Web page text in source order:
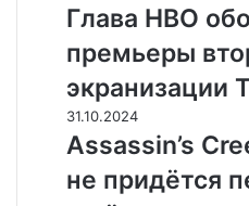
й
п
а
ч
д
л
S
л
а
H
B
O
о
б
Глава HBO
премьеры
экранизации
A
s
a
31.10.2024
Assassin’s
не придётся